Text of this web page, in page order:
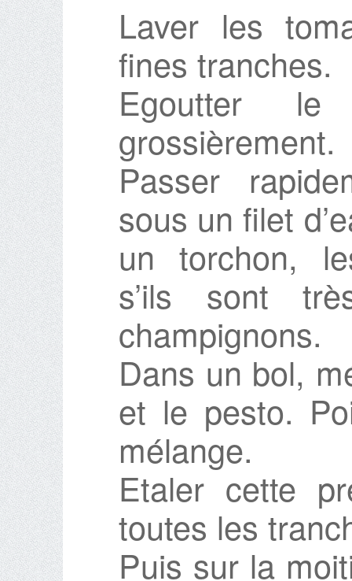
Laver les
fines tranches.
Egoutter
grossièrement.
Passer
sous un filet
un torchon,
s’ils sont
champignons.
Dans un bol,
et le pesto.
mélange.
Etaler cette
toutes les
Puis sur la